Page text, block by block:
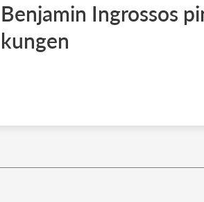
Benjamin Ingrossos
kungen